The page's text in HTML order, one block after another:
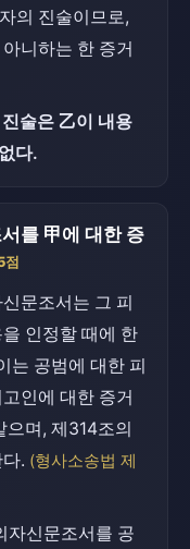
의 진술이므로,
니하는 한 증거
술은 乙이 내용
다.
를 甲에 대한 증
점
문조서는 그 피
인정할 때에 한
는 공범에 대한 피
인에 대한 증거
으며, 제314조의
. (형사소송법 제
자신문조서를 공